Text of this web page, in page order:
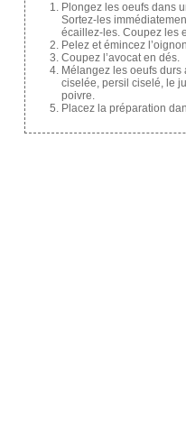
Plongez les oeufs dans
Sortez-les
écaillez-les. Coupez les
Pelez et émincez
Coupez l’avocat en dés.
Mélangez les oeufs durs
ciselée, persil ciselé, le
poivre.
Placez la préparation